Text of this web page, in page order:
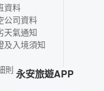
資料
公司資料
天氣通知
及入境須知
則 永安旅遊APP